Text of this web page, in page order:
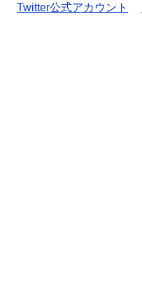
Twitter公式アカウント